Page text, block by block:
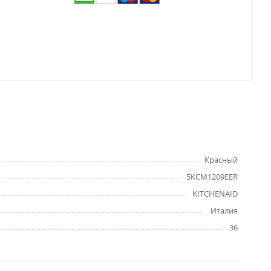
Красный
5KCM1209EER
KITCHENAID
Италия
36